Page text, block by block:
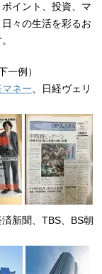
イント、投資、マ
々の生活を彩るお
一例）
マネー 、日経ヴェリ
新聞、TBS、BS朝